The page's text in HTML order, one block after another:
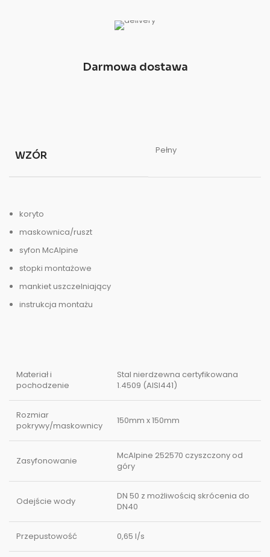
Darmowa dostawa
WZÓR Pełny
koryto
maskownica/ruszt
syfon McAlpine
stopki montażowe
mankiet uszczelniający
instrukcja montażu
Materiał i
pochodzenie
Stal nierdzewna certyfikowana
1.4509 (AISI441)
Rozmiar
pokrywy/maskownicy
150mm x 150mm
Zasyfonowanie
McAlpine 252570 czyszczony od
góry
Odejście wody
DN 50 z możliwością skrócenia do
DN40
Przepustowość 0,65 l/s